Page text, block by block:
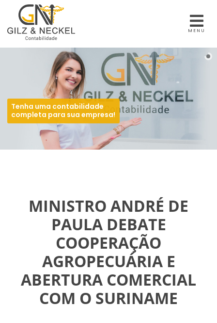
MENU
Tenha uma contabilidade
completa para sua empresa!
MINISTRO ANDRÉ DE
PAULA DEBATE
COOPERAÇÃO
AGROPECUÁRIA E
ABERTURA COMERCIAL
COM O SURINAME